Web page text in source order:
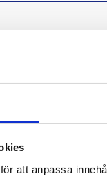
att anpassa
Provtagningen